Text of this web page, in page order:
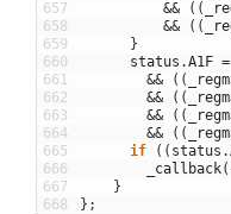
657
658
659
660
661
662
663
664
665
666
667
668
&&
( (
&&
( (
}
status .A1F =
&&
( (
&&
( (
&&
( (
&&
( (
if
( ( status .
_callback(
}
} ;